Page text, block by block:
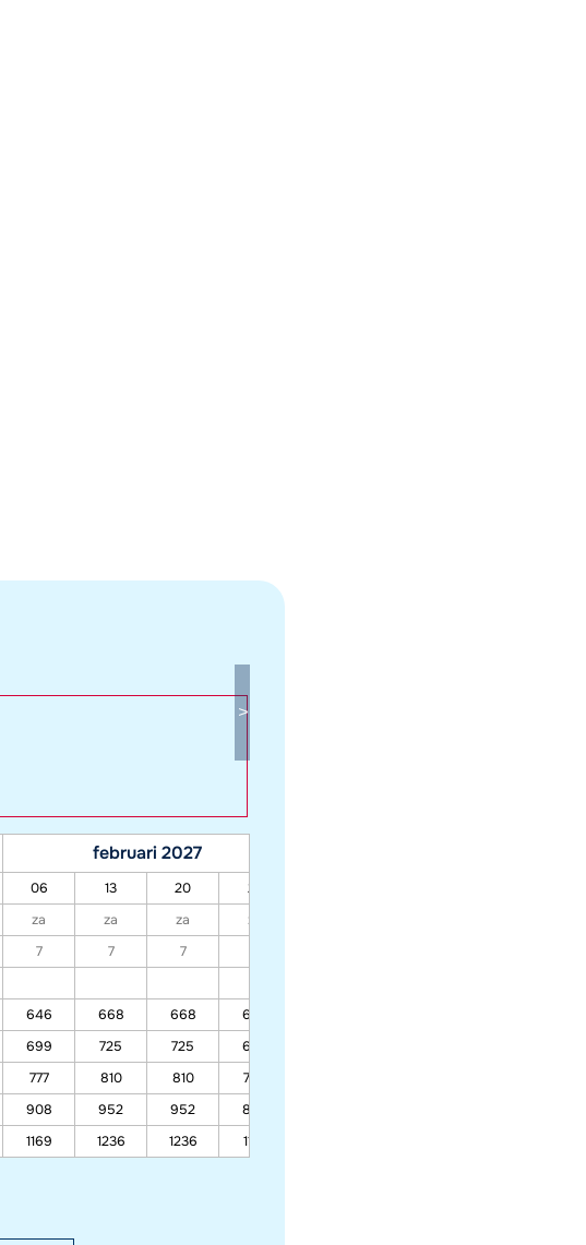
februari 2027
06 13 20 27
za za za za
7 7 7
646 668 668 634
699 725 725 684
777 810 810 758
908 952 952 883
1169 1236 1236 1132